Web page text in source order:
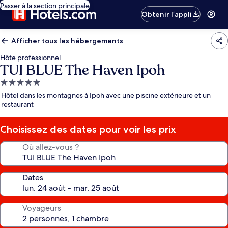
Passer à la section principale
Obtenir l’appli
Afficher tous les hébergements
Hôte professionnel
TUI BLUE The Haven Ipoh
Hébergement
5.0 étoiles
Hôtel dans les montagnes à Ipoh avec une piscine extérieure et un
restaurant
Choisissez des dates pour voir les prix
Où allez-vous ?
Dates
Voyageurs